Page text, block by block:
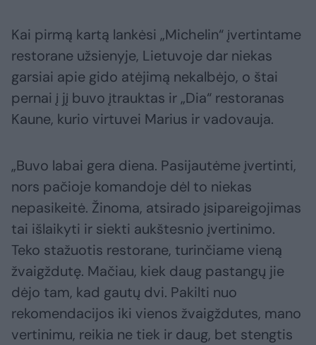
Kai pirmą kartą lankėsi „Michelin“ įvertintame
restorane užsienyje, Lietuvoje dar niekas
garsiai apie gido atėjimą nekalbėjo, o štai
pernai į jį buvo įtrauktas ir „Dia“ restoranas
Kaune, kurio virtuvei Marius ir vadovauja.
„Buvo labai gera diena. Pasijautėme įvertinti,
nors pačioje komandoje dėl to niekas
nepasikeitė. Žinoma, atsirado įsipareigojimas
tai išlaikyti ir siekti aukštesnio įvertinimo.
Teko stažuotis restorane, turinčiame vieną
žvaigždutę. Mačiau, kiek daug pastangų jie
dėjo tam, kad gautų dvi. Pakilti nuo
rekomendacijos iki vienos žvaigždutes, mano
vertinimu, reikia ne tiek ir daug, bet stengtis